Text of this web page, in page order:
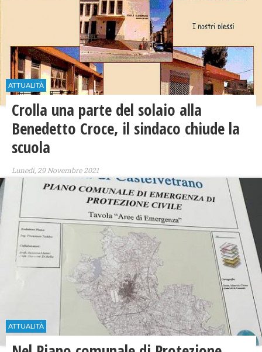
ATTUALITÀ
Crolla una parte del solaio alla
Benedetto Croce, il sindaco chiude la
scuola
Lunedì, 29 Novembre 2021
ATTUALITÀ